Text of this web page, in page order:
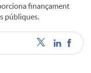
finançament
públiques.